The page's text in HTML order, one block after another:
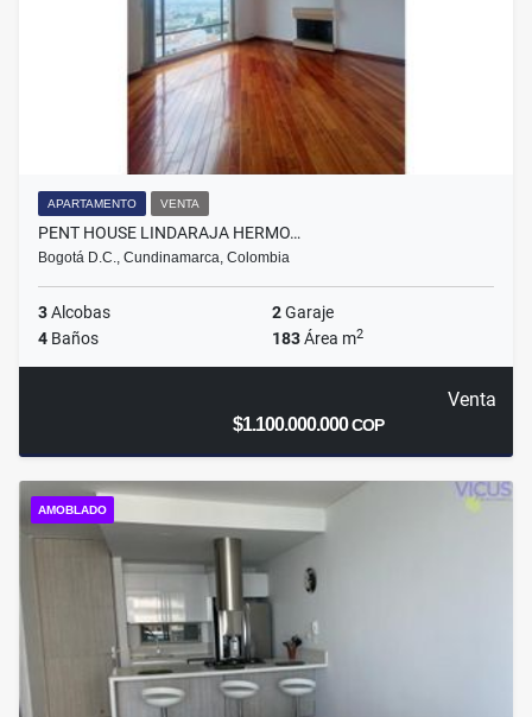
APARTAMENTO VENTA
PENT HOUSE LINDARAJA HERMO…
Bogotá D.C., Cundinamarca, Colombia
3Alcobas 2Garaje
4 Baños 183Área m2
Venta
$1.100.000.000COP
AMOBLADO